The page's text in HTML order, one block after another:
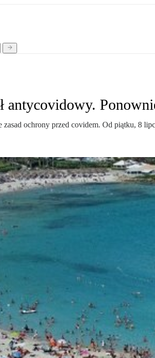
antycovidowy.
ochrony przed covidem. Od piątku, 8